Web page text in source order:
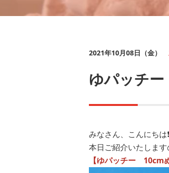
2021年10月08日（金）
ゆパッチ
みなさん、こんにちは❗️
本日ご紹介いたします
【ゆパッチー 10cm